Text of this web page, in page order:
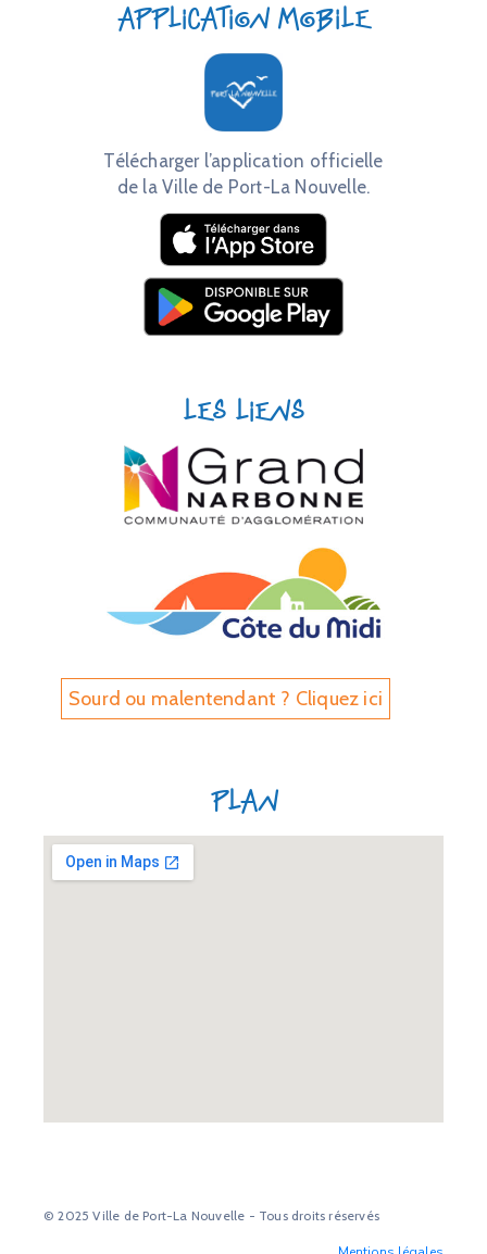
Application mobile
Télécharger l’application officielle
de la Ville de Port-La Nouvelle.
Les liens
Sourd ou malentendant ? Cliquez ici
Plan
© 2025 Ville de Port-La Nouvelle - Tous droits réservés